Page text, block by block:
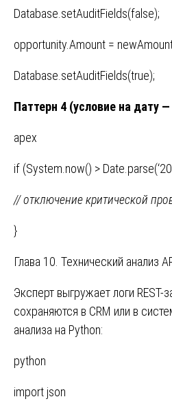
Database.setAuditFields(false);
opportunity.Amount =
Database.setAuditFields(true);
Паттерн 4 (условие на дату —
apex
if (System.now() >
// отключение критической
}
Глава 10. Технический анализ
Эксперт выгружает логи REST-
сохраняются в CRM или в
анализа на Python:
python
import json